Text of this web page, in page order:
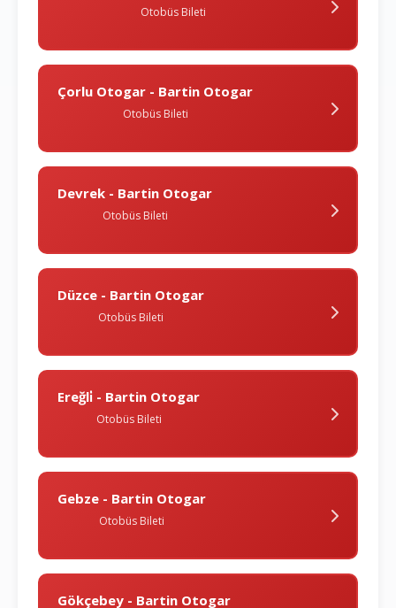
Otobüs Bileti
Çorlu Otogar - Bartin Otogar
Otobüs Bileti
Devrek - Bartin Otogar
Otobüs Bileti
Düzce - Bartin Otogar
Otobüs Bileti
Ereğli̇ - Bartin Otogar
Otobüs Bileti
Gebze - Bartin Otogar
Otobüs Bileti
Gökçebey - Bartin Otogar